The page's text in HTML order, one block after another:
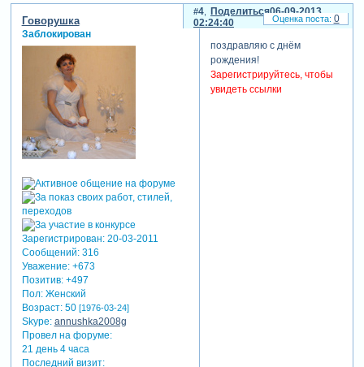
Поделиться
4
06-09-2013
02:24:40
Гoворушка
Заблокирован
Зарегистрирован: 20-03-2011
Сообщений:316
Уважение: +673
Позитив: +497
Пол:Женский
Возраст:50 [1976-03-24]
Skype: annushka2008g
Провел на форуме:
21 день 4 часа
Последний визит:
поздравляю с днём
рождения!
Зарегистрируйтесь, чтобы
увидеть ссылки
0